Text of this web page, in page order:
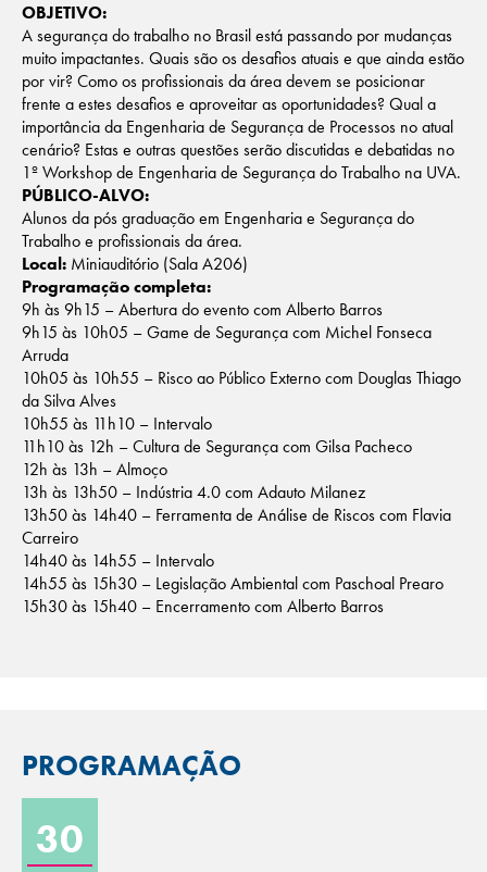
OBJETIVO:
A segurança do trabalho no Brasil está passando por mudanças
muito impactantes. Quais são os desafios atuais e que ainda estão
por vir? Como os profissionais da área devem se posicionar
frente a estes desafios e aproveitar as oportunidades? Qual a
importância da Engenharia de Segurança de Processos no atual
cenário? Estas e outras questões serão discutidas e debatidas no
1º Workshop de Engenharia de Segurança do Trabalho na UVA.
PÚBLICO-ALVO:
Alunos da pós graduação em Engenharia e Segurança do
Trabalho e profissionais da área.
Local: Miniauditório (Sala A206)
Programação completa:
9h às 9h15 – Abertura do evento com Alberto Barros
9h15 às 10h05 – Game de Segurança com Michel Fonseca
Arruda
10h05 às 10h55 – Risco ao Público Externo com Douglas Thiago
da Silva Alves
10h55 às 11h10 – Intervalo
11h10 às 12h – Cultura de Segurança com Gilsa Pacheco
12h às 13h – Almoço
13h às 13h50 – Indústria 4.0 com Adauto Milanez
13h50 às 14h40 – Ferramenta de Análise de Riscos com Flavia
Carreiro
14h40 às 14h55 – Intervalo
14h55 às 15h30 – Legislação Ambiental com Paschoal Prearo
15h30 às 15h40 – Encerramento com Alberto Barros
PROGRAMAÇÃO
30